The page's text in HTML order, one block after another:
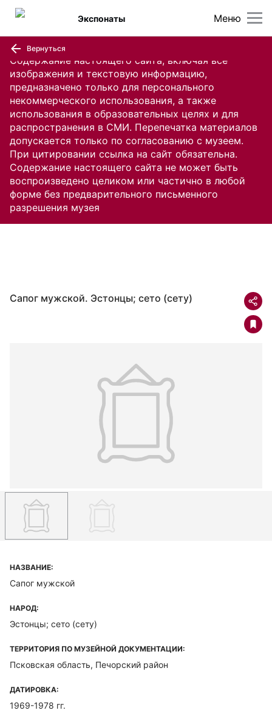
Содержание настоящего сайта, включая все
изображения и текстовую информацию,
предназначено только для персонального
некоммерческого использования, а также
использования в образовательных целях и для
распространения в СМИ. Перепечатка материалов
допускается только по согласованию с музеем.
При цитировании ссылка на сайт обязательна.
Содержание настоящего сайта не может быть
воспроизведено целиком или частично в любой
форме без предварительного письменного
разрешения музея
Меню
Экспонаты
Вернуться
Сапог мужской. Эстонцы; сето (сету)
НАЗВАНИЕ:
Сапог мужской
НАРОД:
Эстонцы; сето (сету)
ТЕРРИТОРИЯ ПО МУЗЕЙНОЙ ДОКУМЕНТАЦИИ:
Псковская область, Печорский район
ДАТИРОВКА:
1969-1978 гг.